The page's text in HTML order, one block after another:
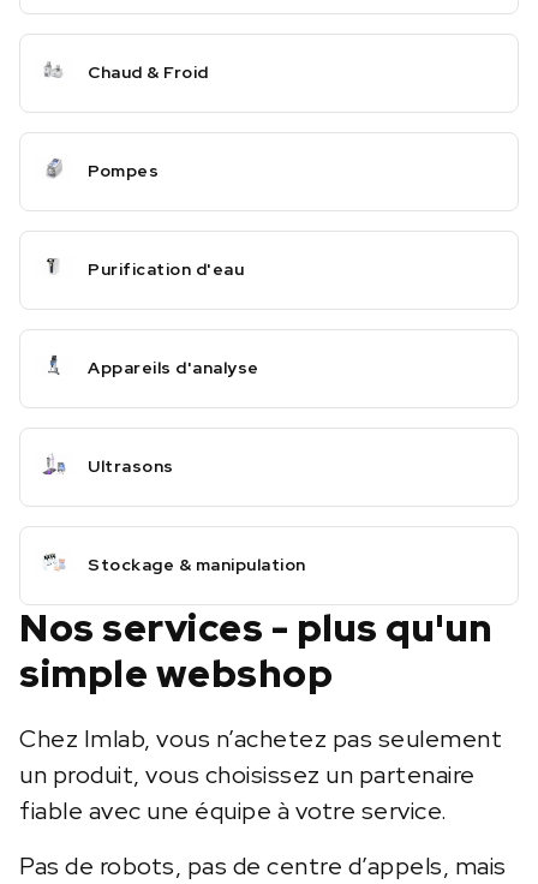
Chaud & Froid
Pompes
Purification d'eau
Appareils d'analyse
Ultrasons
Stockage & manipulation
Nos services - plus qu'un
simple webshop
Chez Imlab, vous n’achetez pas seulement
un produit, vous choisissez un partenaire
fiable avec une équipe à votre service.
Pas de robots, pas de centre d’appels, mais